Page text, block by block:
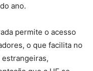
ano.
permite o acesso
o que facilita no